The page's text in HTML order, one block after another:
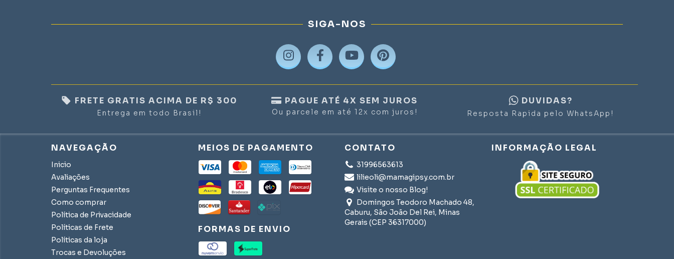
SIGA-NOS
FRETE GRATIS ACIMA DE R$ 300
Entrega em todo Brasil!
PAGUE ATÉ 4X SEM JUROS
Ou parcele em até 12x com juros!
DUVIDAS?
Resposta Rapida pelo WhatsApp!
NAVEGAÇÃO
Inicio
Avaliações
Perguntas Frequentes
Como comprar
Política de Privacidade
Políticas de Frete
Políticas da loja
Trocas e Devoluções
MEIOS DE PAGAMENTO
FORMAS DE ENVIO
CONTATO
31996563613
lilieoli@mamagipsy.com.br
Visite o nosso Blog!
Domingos Teodoro Machado 48,
Caburu, São João Del Rei, Minas
Gerais (CEP 36317000)
INFORMAÇÃO LEGAL